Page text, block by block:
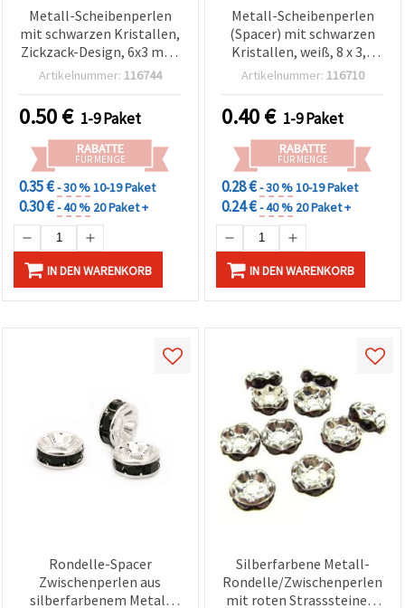
Metall-Scheibenperlen
mit schwarzen Kristallen,
Zickzack-Design, 6x3 mm,
Loch 1 mm, A-Qualität,
Artikelnummer: 116744
0.50€ 1-9 Paket
RABATTE
FÜR MENGE
0.35 €- 30 %10-19 Paket
0.30 €- 40 % 20 Paket +
IN DEN WARENKORB
Metall-Scheibenperlen
(Spacer) mit schwarzen
Kristallen, weiß, 8 x 3,5
mm, Loch: 1,5 mm – 10
Artikelnummer: 116710
0.40€ 1-9 Paket
RABATTE
FÜR MENGE
0.28 €- 30 %10-19 Paket
0.24 €- 40 % 20 Paket +
IN DEN WARENKORB
Rondelle-Spacer
Zwischenperlen aus
silberfarbenem Metall
Silberfarbene Metall-
Rondelle/Zwischenperlen
mit roten Strasssteinen,